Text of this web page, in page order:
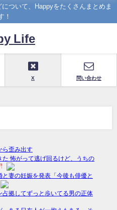
ついて、Happyをたくさんまとめま
！
Life
X 問い合わせ